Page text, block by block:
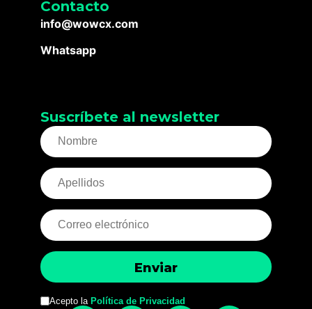
Contacto
info@wowcx.com
Whatsapp
Suscríbete al newsletter
Acepto la Política de Privacidad